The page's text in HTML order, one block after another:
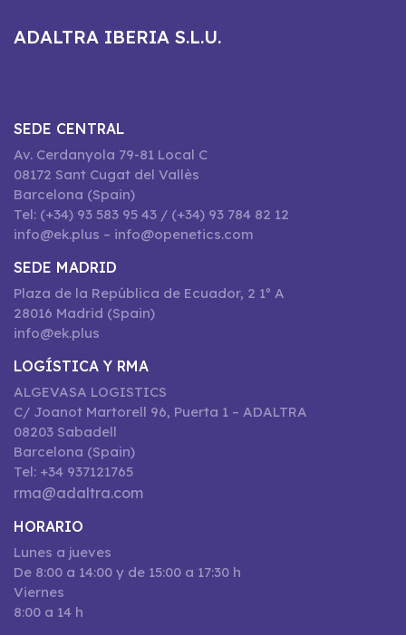
ADALTRA IBERIA S.L.U.
SEDE CENTRAL
Av. Cerdanyola 79-81 Local C
08172 Sant Cugat del Vallès
Barcelona (Spain)
Tel: (+34) 93 583 95 43 / (+34) 93 784 82 12
info@ek.plus – info@openetics.com
SEDE MADRID
Plaza de la República de Ecuador, 2 1º A
28016 Madrid (Spain)
info@ek.plus
LOGÍSTICA Y RMA
ALGEVASA LOGISTICS
C/ Joanot Martorell 96, Puerta 1 – ADALTRA
08203 Sabadell
Barcelona (Spain)
Tel: +34 937121765
rma@adaltra.com
HORARIO
Lunes a jueves
De 8:00 a 14:00 y de 15:00 a 17:30 h
Viernes
8:00 a 14 h